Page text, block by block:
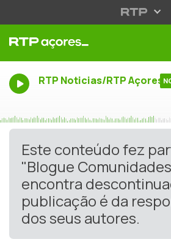
RTP Noticias/RTP Açores
Este conteúdo fez
"Blogue
encontra
publicação é da
dos seus autores.